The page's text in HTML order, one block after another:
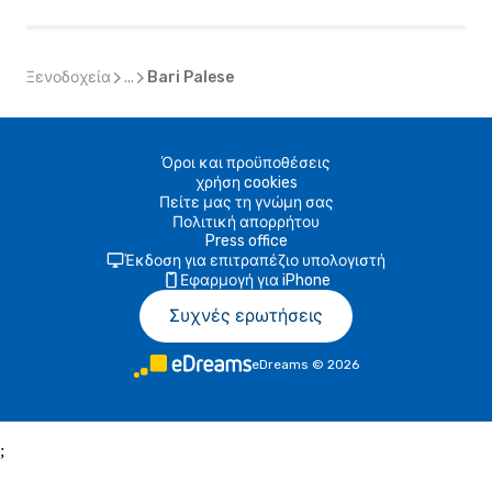
Ξενοδοχεία ... Bari Palese
Όροι και προϋποθέσεις
χρήση cookies
Πείτε μας τη γνώμη σας
Πολιτική απορρήτου
Press office
Έκδοση για επιτραπέζιο υπολογιστή
Εφαρμογή για iPhone
Συχνές ερωτήσεις
eDreams © 2026
;